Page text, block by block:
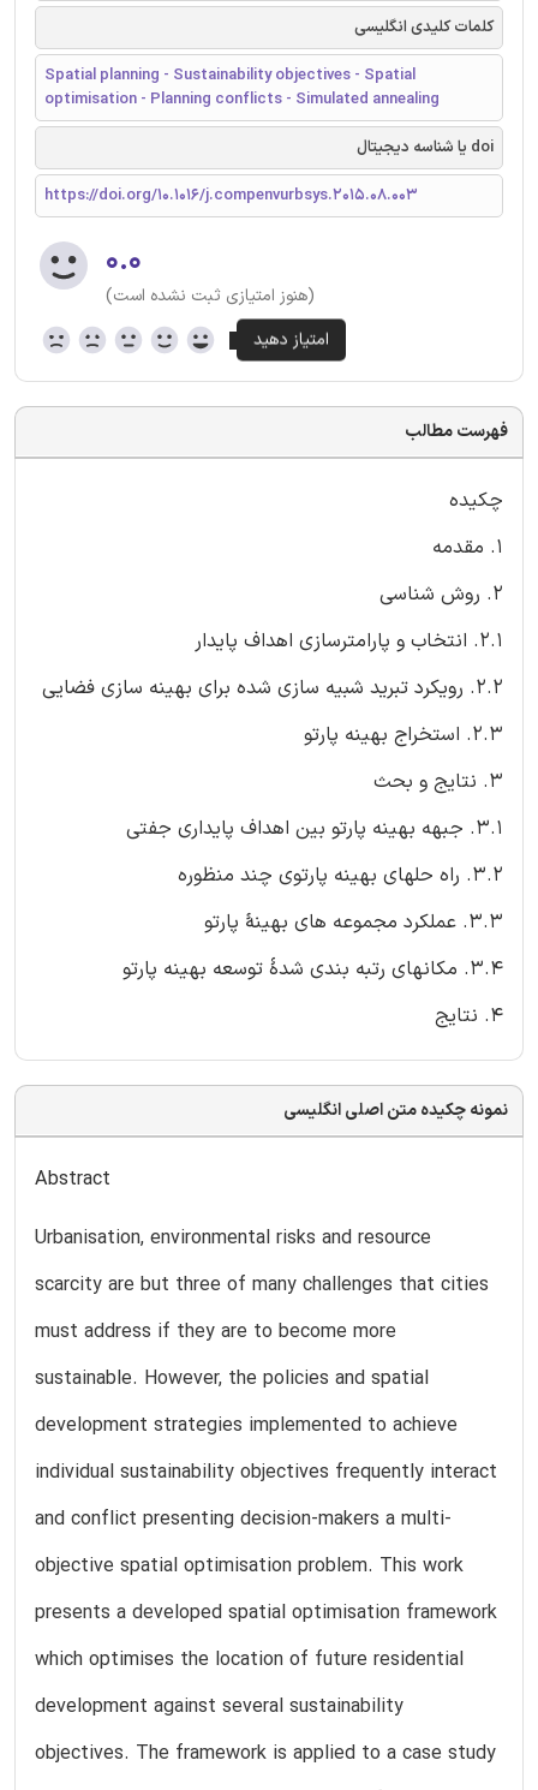
کلمات کلیدی انگلیسی
Spatial planning - Sustainability objectives - Spatial
optimisation - Planning conflicts - Simulated annealing
doi یا شناسه دیجیتال
https://doi.org/10.1016/j.compenvurbsys.2015.08.003
۰.۰
(هنوز امتیازی ثبت نشده است)
فهرست مطالب
چکیده
1. مقدمه
2. روش شناسی
2.1. انتخاب و پارامترسازی اهداف پایدار
2.2. رویکرد تبرید شبیه سازی شده برای بهینه سازی فضایی
2.3. استخراج بهینه پارتو
3. نتایج و بحث
3.1. جبهه بهینه پارتو بین اهداف پایداری جفتی
3.2. راه حلهای بهینه پارتوی چند منظوره
3.3. عملکرد مجموعه های بهینۀ پارتو
3.4. مکانهای رتبه بندی شدۀ توسعه بهینه پارتو
4. نتایج
نمونه چکیده متن اصلی انگلیسی
Abstract
Urbanisation, environmental risks and resource
scarcity are but three of many challenges that cities
must address if they are to become more
sustainable. However, the policies and spatial
development strategies implemented to achieve
individual sustainability objectives frequently interact
and conflict presenting decision-makers a multi-
objective spatial optimisation problem. This work
presents a developed spatial optimisation framework
which optimises the location of future residential
development against several sustainability
objectives. The framework is applied to a case study